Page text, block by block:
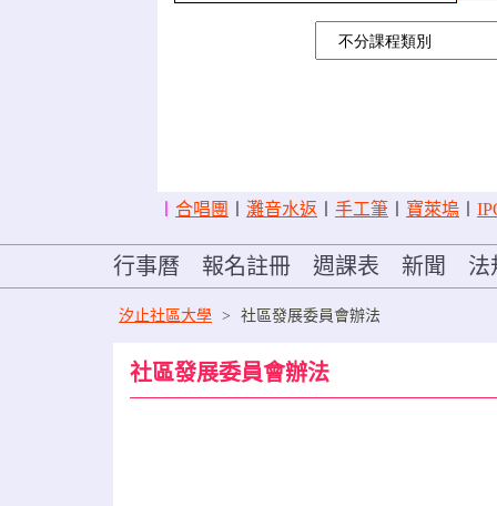
合唱團 灘音水返 手工筆 寶萊塢
行事曆 報名註冊 週課表 新聞 法
汐止社區大學 > 社區發展委員會辦法
社區發展委員會辦法